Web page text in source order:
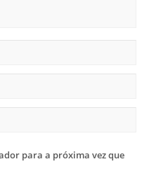
para a próxima vez que